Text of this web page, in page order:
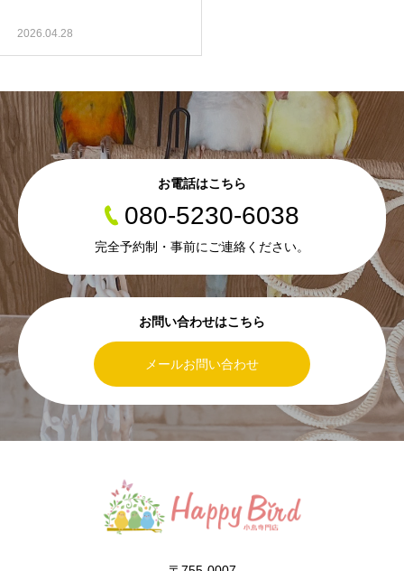
2026.04.28
お問い合わせはこちら
メールお問い合わせ
お電話はこちら
080-5230-6038
完全予約制・事前にご連絡ください。